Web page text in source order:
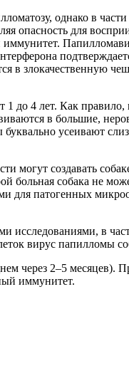
однако в
опасность для
в злокачественную
до 4 лет. Как
в большие,
усеивают
создавать
больная собака не
для патогенных
исследованиями, в
вирус папилломы
через 2–5 месяцев).
иммунитет.